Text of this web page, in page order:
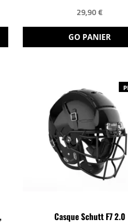
29,90 €
GO PANIER
Casque Schutt F7 2.0